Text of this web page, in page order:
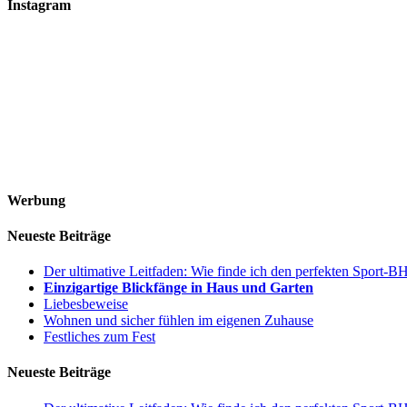
Instagram
Werbung
Neueste Beiträge
Der ultimative Leitfaden: Wie finde ich den perfekten Sport-
Einzigartige Blickfänge in Haus und Garten
Liebesbeweise
Wohnen und sicher fühlen im eigenen Zuhause
Festliches zum Fest
Neueste Beiträge